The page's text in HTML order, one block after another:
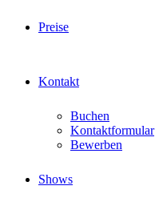
Preise
Kontakt
Buchen
Kontaktformular
Bewerben
Shows